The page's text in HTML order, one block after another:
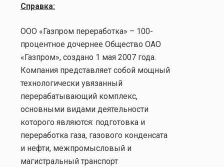
Справка:
ООО «Газпром переработка» – 100-
процентное дочернее Общество ОАО
«Газпром», создано 1 мая 2007 года.
Компания представляет собой мощный
технологически увязанный
перерабатывающий комплекс,
основными видами деятельности
которого являются: подготовка и
переработка газа, газового конденсата
и нефти, межпромысловый и
магистральный транспорт